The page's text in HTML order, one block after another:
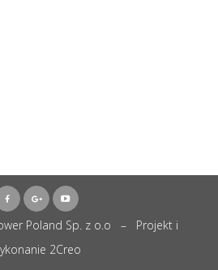
Poland Sp. z o.o – Projekt i
2Creo